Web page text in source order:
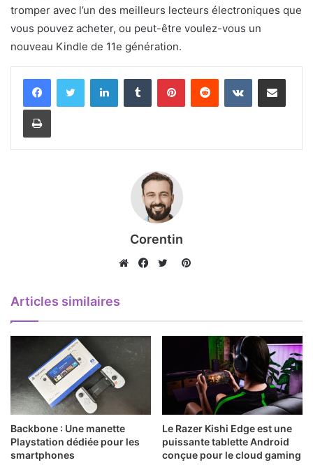
tromper avec l’un des meilleurs lecteurs électroniques que
vous pouvez acheter, ou peut-être voulez-vous un
nouveau Kindle de 11e génération.
LinkedinTumblr PinterestReddit VKontaktePartager par email
Imprimer
Corentin
Pinterest
Articles similaires
Backbone : Une manette
Playstation dédiée pour les
smartphones
Le Razer Kishi Edge est une
puissante tablette Android
conçue pour le cloud gaming